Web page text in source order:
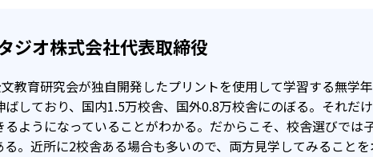
ジオ株式会社代表取締役
教育研究会が独自開発したプリントを使用して学習する無学
ばしており、国内1.5万校舎、国外0.8万校舎にのぼる。それだ
るようになっていることがわかる。だからこそ、校舎選びでは
る。近所に2校舎ある場合も多いので、両方見学してみること